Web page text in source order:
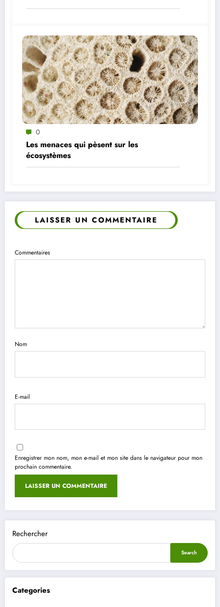
Rechercher
Search
Categories
0
Les menaces qui pèsent sur les
écosystèmes
LAISSER UN COMMENTAIRE
Commentaires
Nom
E-mail
Enregistrer mon nom, mon e-mail et mon site dans le navigateur pour mon
prochain commentaire.